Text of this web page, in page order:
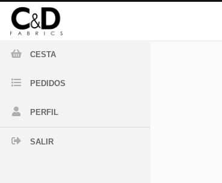
CESTA
PEDIDOS
PERFIL
SALIR